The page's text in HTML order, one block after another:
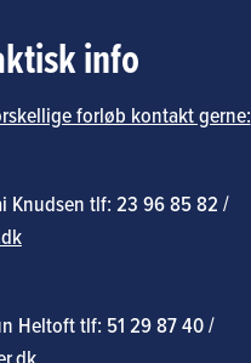
info
forløb kontakt gerne:
Knudsen tlf: 23 96 85 82 /
Heltoft tlf: 51 29 87 40 /